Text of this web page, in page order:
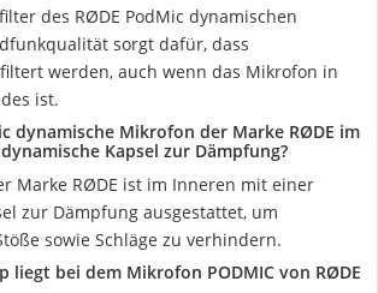
des RØDE PodMic dynamischen
sorgt dafür, dass
werden, auch wenn das Mikrofon in
ist.
dynamische Mikrofon der Marke RØDE im
Kapsel zur Dämpfung?
Marke RØDE ist im Inneren mit einer
zur Dämpfung ausgestattet, um
sowie Schläge zu verhindern.
liegt bei dem Mikrofon PODMIC von RØDE